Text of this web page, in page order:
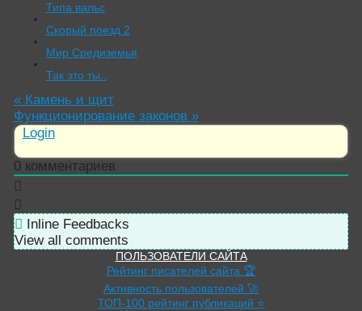
Типа вальс
Скорый поезд 2
Мир Средиземья
Так это ты..
«Камень и щит
Функционирование законов »
Login
0комментариев
Inline Feedbacks
View all comments
ПОЛЬЗОВАТЕЛИ САЙТА
Рейтинг писателей сайта 🏆
Активность пользователей 🚀
ТОП-100 рейтинг публикаций ⭐